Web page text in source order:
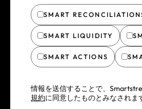
SMART
SMART LIQUIDITY
SMART ACTIONS
情報を送信することで、
規約に同意したものとみなされま